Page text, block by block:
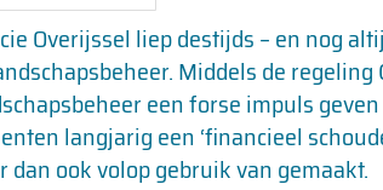
Overijssel liep destijds – en nog
Middels de
een forse impuls
langjarig een ‘financieel
dan ook volop gebruik van gemaakt.